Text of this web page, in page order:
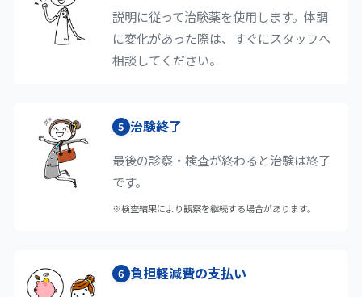
説明に従って治験薬を使用します。体調
に変化があった際は、すぐにスタッフへ
相談してください。
5 治験終了
最後の診察・検査が終わると治験は終了
です。
※検査結果により観察を継続する場合があります。
6 負担軽減費の支払い